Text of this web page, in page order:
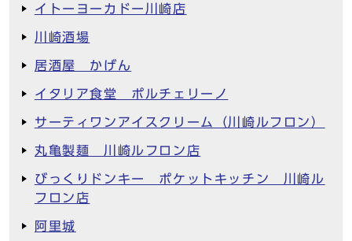
イトーヨーカドー川崎店
川崎酒場
居酒屋 かげん
イタリア食堂 ポルチェリーノ
サーティワンアイスクリーム（川崎ルフロン）
丸亀製麺 川崎ルフロン店
びっくりドンキー ポケットキッチン 川崎ル
フロン店
阿里城